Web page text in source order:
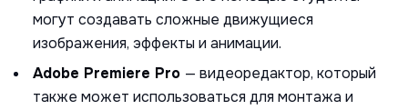
могут создавать сложные движущиеся
изображения, эффекты и анимации.
Adobe Premiere Pro — видеоредактор, который
также может использоваться для монтажа и